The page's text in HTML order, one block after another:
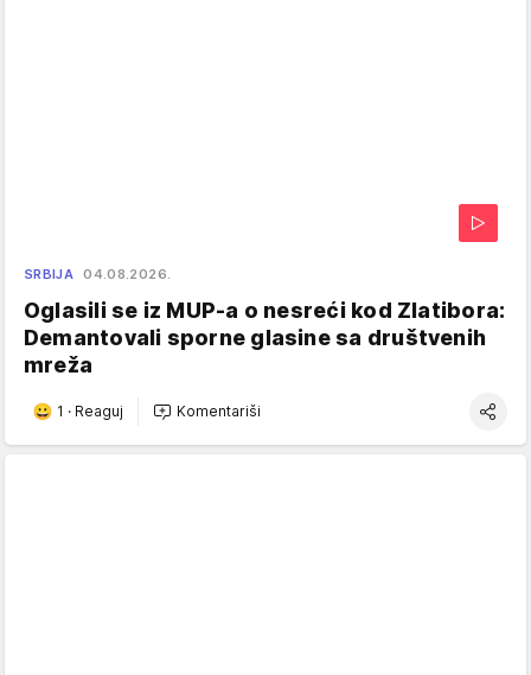
SRBIJA 04.08.2026.
Oglasili se iz MUP-a o nesreći kod Zlatibora:
Demantovali sporne glasine sa društvenih
mreža
1 · Reaguj Komentariši